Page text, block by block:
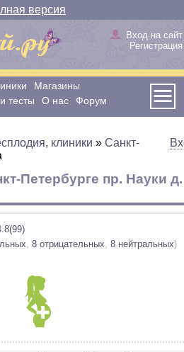
версия
Вход на сайт
Регистрация
Магазины
тесты О нас Форум
клиники » Санкт-
Петербурге пр. Науки
, 8 отрицательных, 8 нейтральных)